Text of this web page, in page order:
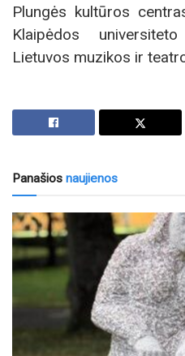
Plungės kultūros
Klaipėdos
Lietuvos muzikos ir
Panašios naujienos